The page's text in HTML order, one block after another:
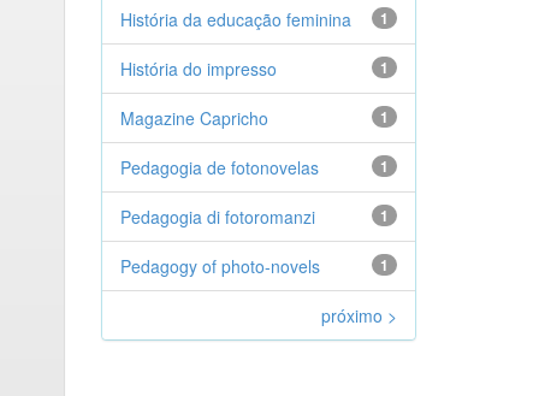
1
História da educação feminina
1
História do impresso
1
Magazine Capricho
1
Pedagogia de fotonovelas
1
Pedagogia di fotoromanzi
1
Pedagogy of photo-novels
próximo >